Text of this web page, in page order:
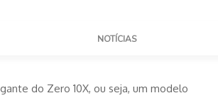
NOTÍ­CIAS
do Zero 10X, ou seja, um modelo